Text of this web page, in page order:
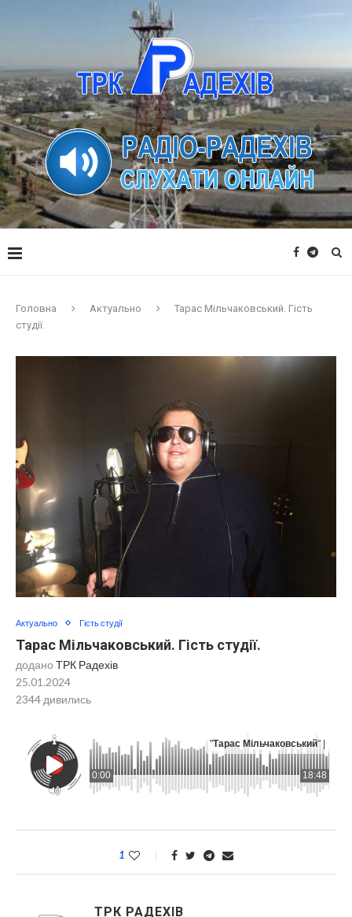
Головна Актуально
Тарас Мільчаковський. Гість
студії.
Актуально Гість студії
Тарас Мільчаковський. Гість студії.
додано ТРК Радехів
25.01.2024
2344 дивились
0:00 18:48
"Тарас Мільчаковський" |
1
ТРК РАДЕХІВ